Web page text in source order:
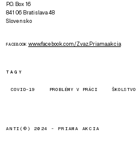
P.O. Box 16
841 06 Bratislava 48
Slovensko
FACEBOOK www.facebook.com/Zvaz.Priama.akcia
TAGY
COVID-19 PROBLÉMY V PRÁCI ŠKOLSTVO
ANTI(©) 2024 - PRIAMA AKCIA